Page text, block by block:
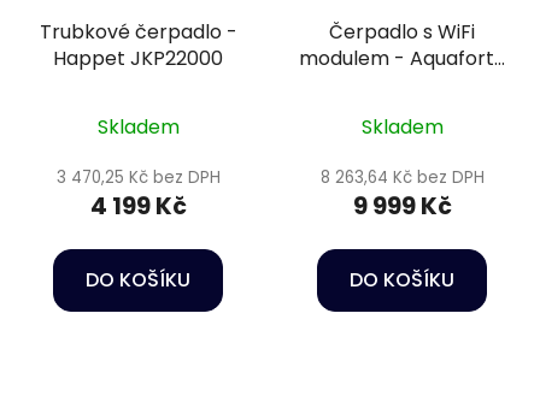
Trubkové čerpadlo -
Happet JKP22000
Skladem
3 470,25 Kč bez DPH
4 199 Kč
DO KOŠÍKU
Čerpadlo s WiFi
modulem - Aquaforte
Skladem
8 263,64 Kč bez DPH
9 999 Kč
DO KOŠÍKU